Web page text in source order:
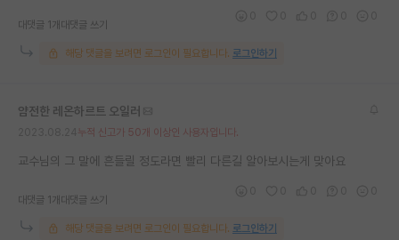
대댓글 1개 대댓글 쓰기
해당 댓글을 보려면 로그인이 필요합니다. 로그인하기
얌전한 레온하르트 오일러
누적 신고가 50개 이상인 사용자입니다.
교수님의 그 말에 흔들릴 정도라면 빨리 다른길 알아보시는게 맞아요
대댓글 1개 대댓글 쓰기
해당 댓글을 보려면 로그인이 필요합니다. 로그인하기